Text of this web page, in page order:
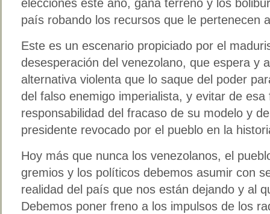
elecciones este año, gana terreno y los
país robando los recursos que le pertenecen
Este es un escenario propiciado por el
desesperación del venezolano, que espera y
alternativa violenta que lo saque del poder
del falso enemigo imperialista, y evitar de
responsabilidad del fracaso de su modelo y
presidente revocado por el pueblo en la
Hoy más que nunca los venezolanos, el
gremios y los políticos debemos asumir con
realidad del país que nos están dejando y al
Debemos poner freno a los impulsos de los